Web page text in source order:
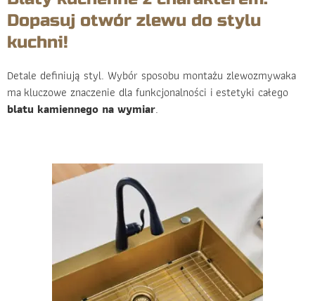
Dopasuj otwór zlewu do stylu
kuchni!
Detale definiują styl. Wybór sposobu montażu zlewozmywaka
ma kluczowe znaczenie dla funkcjonalności i estetyki całego
blatu kamiennego na wymiar.